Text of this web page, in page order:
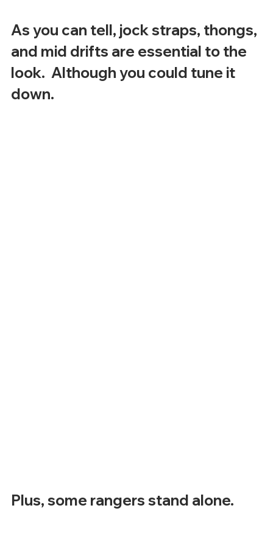
As you can tell, jock straps, thongs,
and mid drifts are essential to the
look.  Although you could tune it
down.
Plus, some rangers stand alone.